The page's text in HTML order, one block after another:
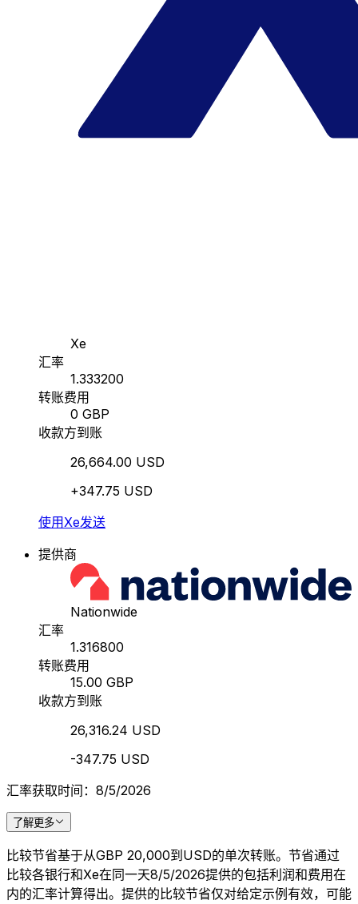
Xe
汇率
1.333200
转账费用
0 GBP
收款方到账
26,664.00 USD
+347.75 USD
使用Xe发送
提供商
Nationwide
汇率
1.316800
转账费用
15.00 GBP
收款方到账
26,316.24 USD
-347.75 USD
汇率获取时间：8/5/2026
了解更多
比较节省基于从GBP 20,000到USD的单次转账。节省通过
比较各银行和Xe在同一天8/5/2026提供的包括利润和费用在
内的汇率计算得出。提供的比较节省仅对给定示例有效，可能